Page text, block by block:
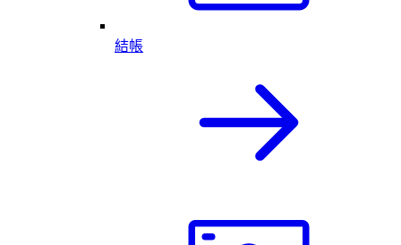
結帳